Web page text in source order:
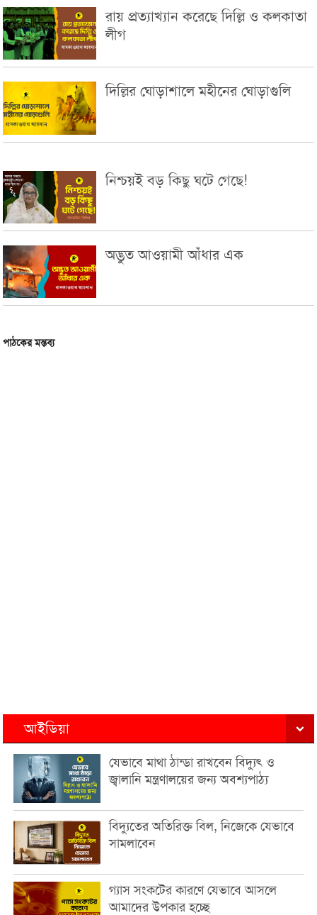
রায় প্রত্যাখ্যান করেছে দিল্লি ও কলকাতা
লীগ
দিল্লির ঘোড়াশালে মহীনের ঘোড়াগুলি
নিশ্চয়ই বড় কিছু ঘটে গেছে!
অদ্ভুত আওয়ামী আঁধার এক
পাঠকের মন্তব্য
আইডিয়া
যেভাবে মাথা ঠান্ডা রাখবেন বিদ্যুৎ ও
জ্বালানি মন্ত্রণালয়ের জন্য অবশ্যপাঠ্য
বিদ্যুতের অতিরিক্ত বিল, নিজেকে যেভাবে
সামলাবেন
গ্যাস সংকটের কারণে যেভাবে আসলে
আমাদের উপকার হচ্ছে